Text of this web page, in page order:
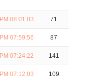
PM 08:01:03 71
PM 07:59:56 87
PM 07:24:22 141
PM 07:12:03 109